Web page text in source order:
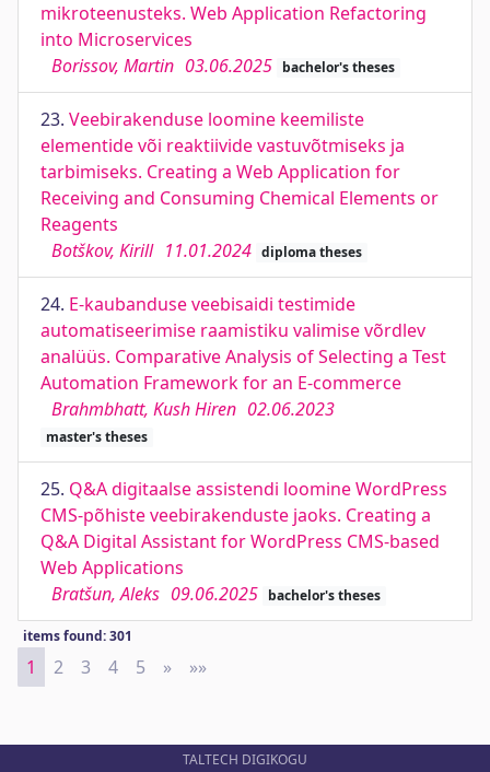
mikroteenusteks. Web Application Refactoring
into Microservices
Borissov, Martin 03.06.2025 bachelor's theses
23. Veebirakenduse loomine keemiliste
elementide või reaktiivide vastuvõtmiseks ja
tarbimiseks. Creating a Web Application for
Receiving and Consuming Chemical Elements or
Reagents
Botškov, Kirill 11.01.2024 diploma theses
24. E-kaubanduse veebisaidi testimide
automatiseerimise raamistiku valimise võrdlev
analüüs. Comparative Analysis of Selecting a Test
Automation Framework for an E-commerce
Brahmbhatt, Kush Hiren 02.06.2023
master's theses
25. Q&A digitaalse assistendi loomine WordPress
CMS-põhiste veebirakenduste jaoks. Creating a
Q&A Digital Assistant for WordPress CMS-based
Web Applications
Bratšun, Aleks 09.06.2025 bachelor's theses
items found: 301
1 2 3 4 5 » Next
»»
TALTECH DIGIKOGU